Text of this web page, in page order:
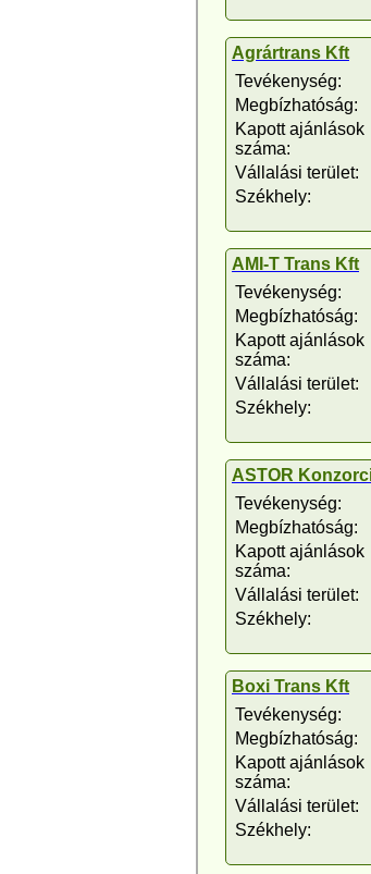
Agrártrans Kft
Tevékenység:
Megbízhatóság:
Kapott ajánlások
száma:
Vállalási terület:
Székhely:
AMI-T Trans Kft
Tevékenység:
Megbízhatóság:
Kapott ajánlások
száma:
Vállalási terület:
Székhely:
ASTOR
Tevékenység:
Megbízhatóság:
Kapott ajánlások
száma:
Vállalási terület:
Székhely:
Boxi Trans Kft
Tevékenység:
Megbízhatóság:
Kapott ajánlások
száma:
Vállalási terület:
Székhely: